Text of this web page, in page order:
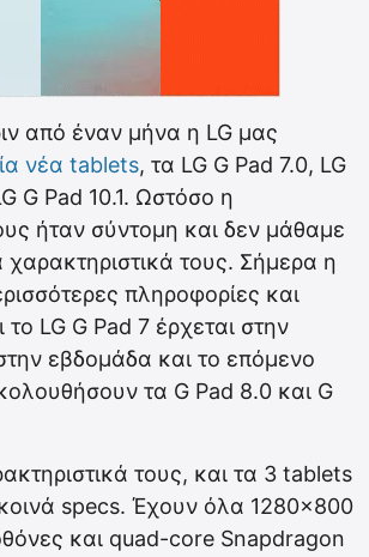
από έναν μήνα η LG μας
νέα tablets, τα LG G Pad 7.0, LG
G Pad 10.1. Ωστόσο η
ήταν σύντομη και δεν μάθαμε
χαρακτηριστικά τους. Σήμερα η
πληροφορίες και
το LG G Pad 7 έρχεται στην
εβδομάδα και το επόμενο
τα G Pad 8.0 και G
τους, και τα 3 tablets
specs. Έχουν όλα 1280×800
και quad-core Snapdragon